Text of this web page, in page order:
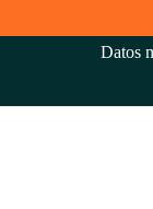
Datos